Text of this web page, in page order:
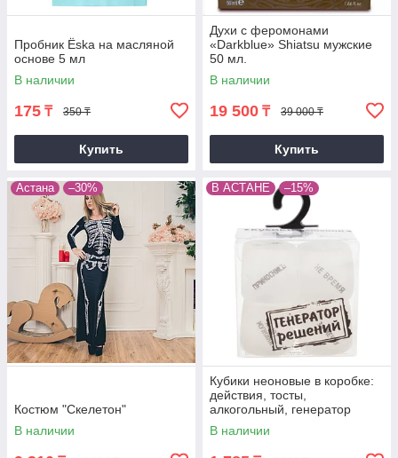
Пробник Ёska на масляной
основе 5 мл
В наличии
175 ₸ 350 ₸
Купить
Духи с феромонами
«Darkblue» Shiatsu мужские
50 мл.
В наличии
19 500 ₸ 39 000 ₸
Купить
Астана –30%
Костюм "Скелетон"
В наличии
В АСТАНЕ –15%
Кубики неоновые в коробке:
действия, тосты,
алкогольный, генератор
решений
В наличии